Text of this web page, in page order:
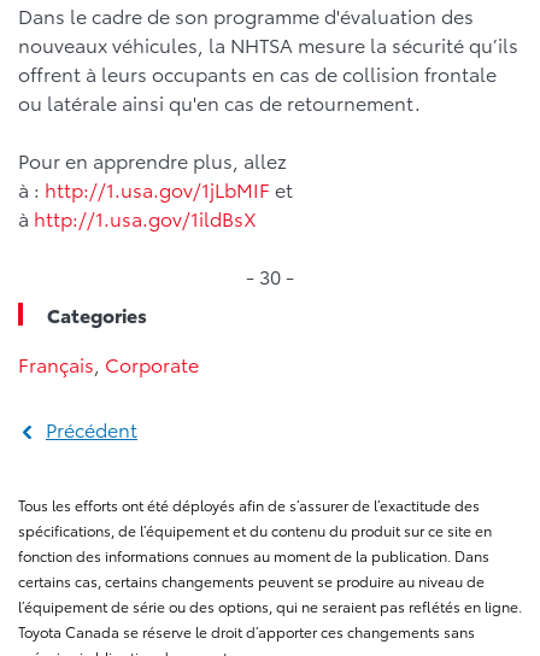
Dans le cadre de son programme d'évaluation des
nouveaux véhicules, la NHTSA mesure la sécurité qu’ils
offrent à leurs occupants en cas de collision frontale
ou latérale ainsi qu'en cas de retournement.
Pour en apprendre plus, allez
à : http://1.usa.gov/1jLbMIF et
à http://1.usa.gov/1ildBsX
- 30 -
Categories
Français Corporate
Précédent
Tous les efforts ont été déployés afin de s’assurer de l’exactitude des
spécifications, de l’équipement et du contenu du produit sur ce site en
fonction des informations connues au moment de la publication. Dans
certains cas, certains changements peuvent se produire au niveau de
l’équipement de série ou des options, qui ne seraient pas reflétés en ligne.
Toyota Canada se réserve le droit d’apporter ces changements sans